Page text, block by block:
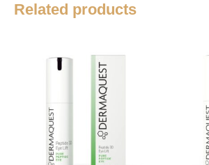
Related products